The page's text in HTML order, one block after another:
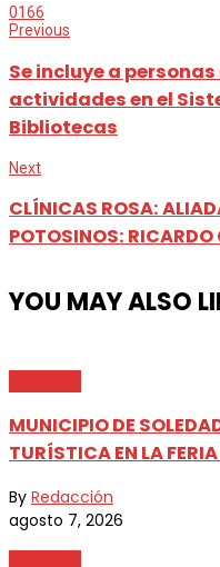
0166
Previous
Se incluye a
actividades en el
Bibliotecas
Next
CLÍNICAS ROSA:
POTOSINOS: RICARDO
YOU MAY ALSO
MUNICIPIO DE
TURÍSTICA EN LA
By Redacción
agosto 7, 2026